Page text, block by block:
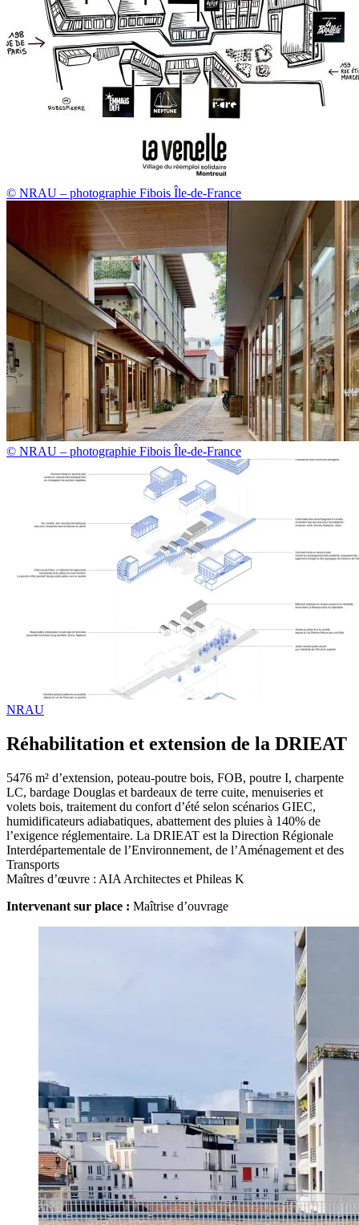
© NRAU – photographie Fibois Île-de-France
© NRAU – photographie Fibois Île-de-France
NRAU
Réhabilitation et extension de la DRIEAT
5476 m² d’extension, poteau-poutre bois, FOB, poutre I, charpente
LC, bardage Douglas et bardeaux de terre cuite, menuiseries et
volets bois, traitement du confort d’été selon scénarios GIEC,
humidificateurs adiabatiques, abattement des pluies à 140% de
l’exigence réglementaire. La DRIEAT est la Direction Régionale
Interdépartementale de l’Environnement, de l’Aménagement et des
Transports
Maîtres d’œuvre : AIA Architectes et Phileas K
Intervenant sur place : Maîtrise d’ouvrage